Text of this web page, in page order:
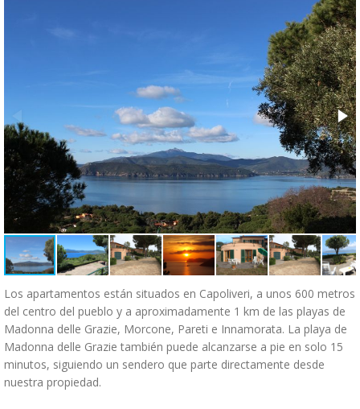
Los apartamentos están situados en Capoliveri, a unos 600 metros
del centro del pueblo y a aproximadamente 1 km de las playas de
Madonna delle Grazie, Morcone, Pareti e Innamorata. La playa de
Madonna delle Grazie también puede alcanzarse a pie en solo 15
minutos, siguiendo un sendero que parte directamente desde
nuestra propiedad.